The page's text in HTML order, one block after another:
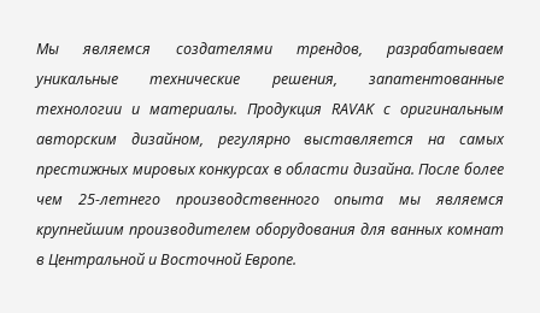
Мы являемся создателями трендов, разрабатываем
уникальные технические решения, запатентованные
технологии и материалы. Продукция RAVAK с оригинальным
авторским дизайном, регулярно выставляется на самых
престижных мировых конкурсах в области дизайна. После более
чем 25-летнего производственного опыта мы являемся
крупнейшим производителем оборудования для ванных комнат
в Центральной и Восточной Европе.